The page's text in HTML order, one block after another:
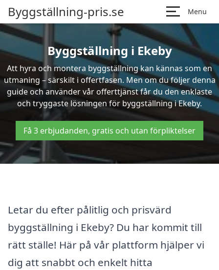
Byggställning-pris.se Menu
Byggställning i Ekeby
Att hyra och montera byggställning kan kännas som en
utmaning – särskilt i offertfasen. Men om du följer denna
guide och använder vår offerttjänst får du den enklaste
och tryggaste lösningen för byggställning i Ekeby.
Få 3 erbjudanden, gratis och utan förpliktelser
Letar du efter pålitlig och prisvärd
byggställning i Ekeby? Du har kommit till
rätt ställe! Här på vår plattform hjälper vi
dig att snabbt och enkelt hitta